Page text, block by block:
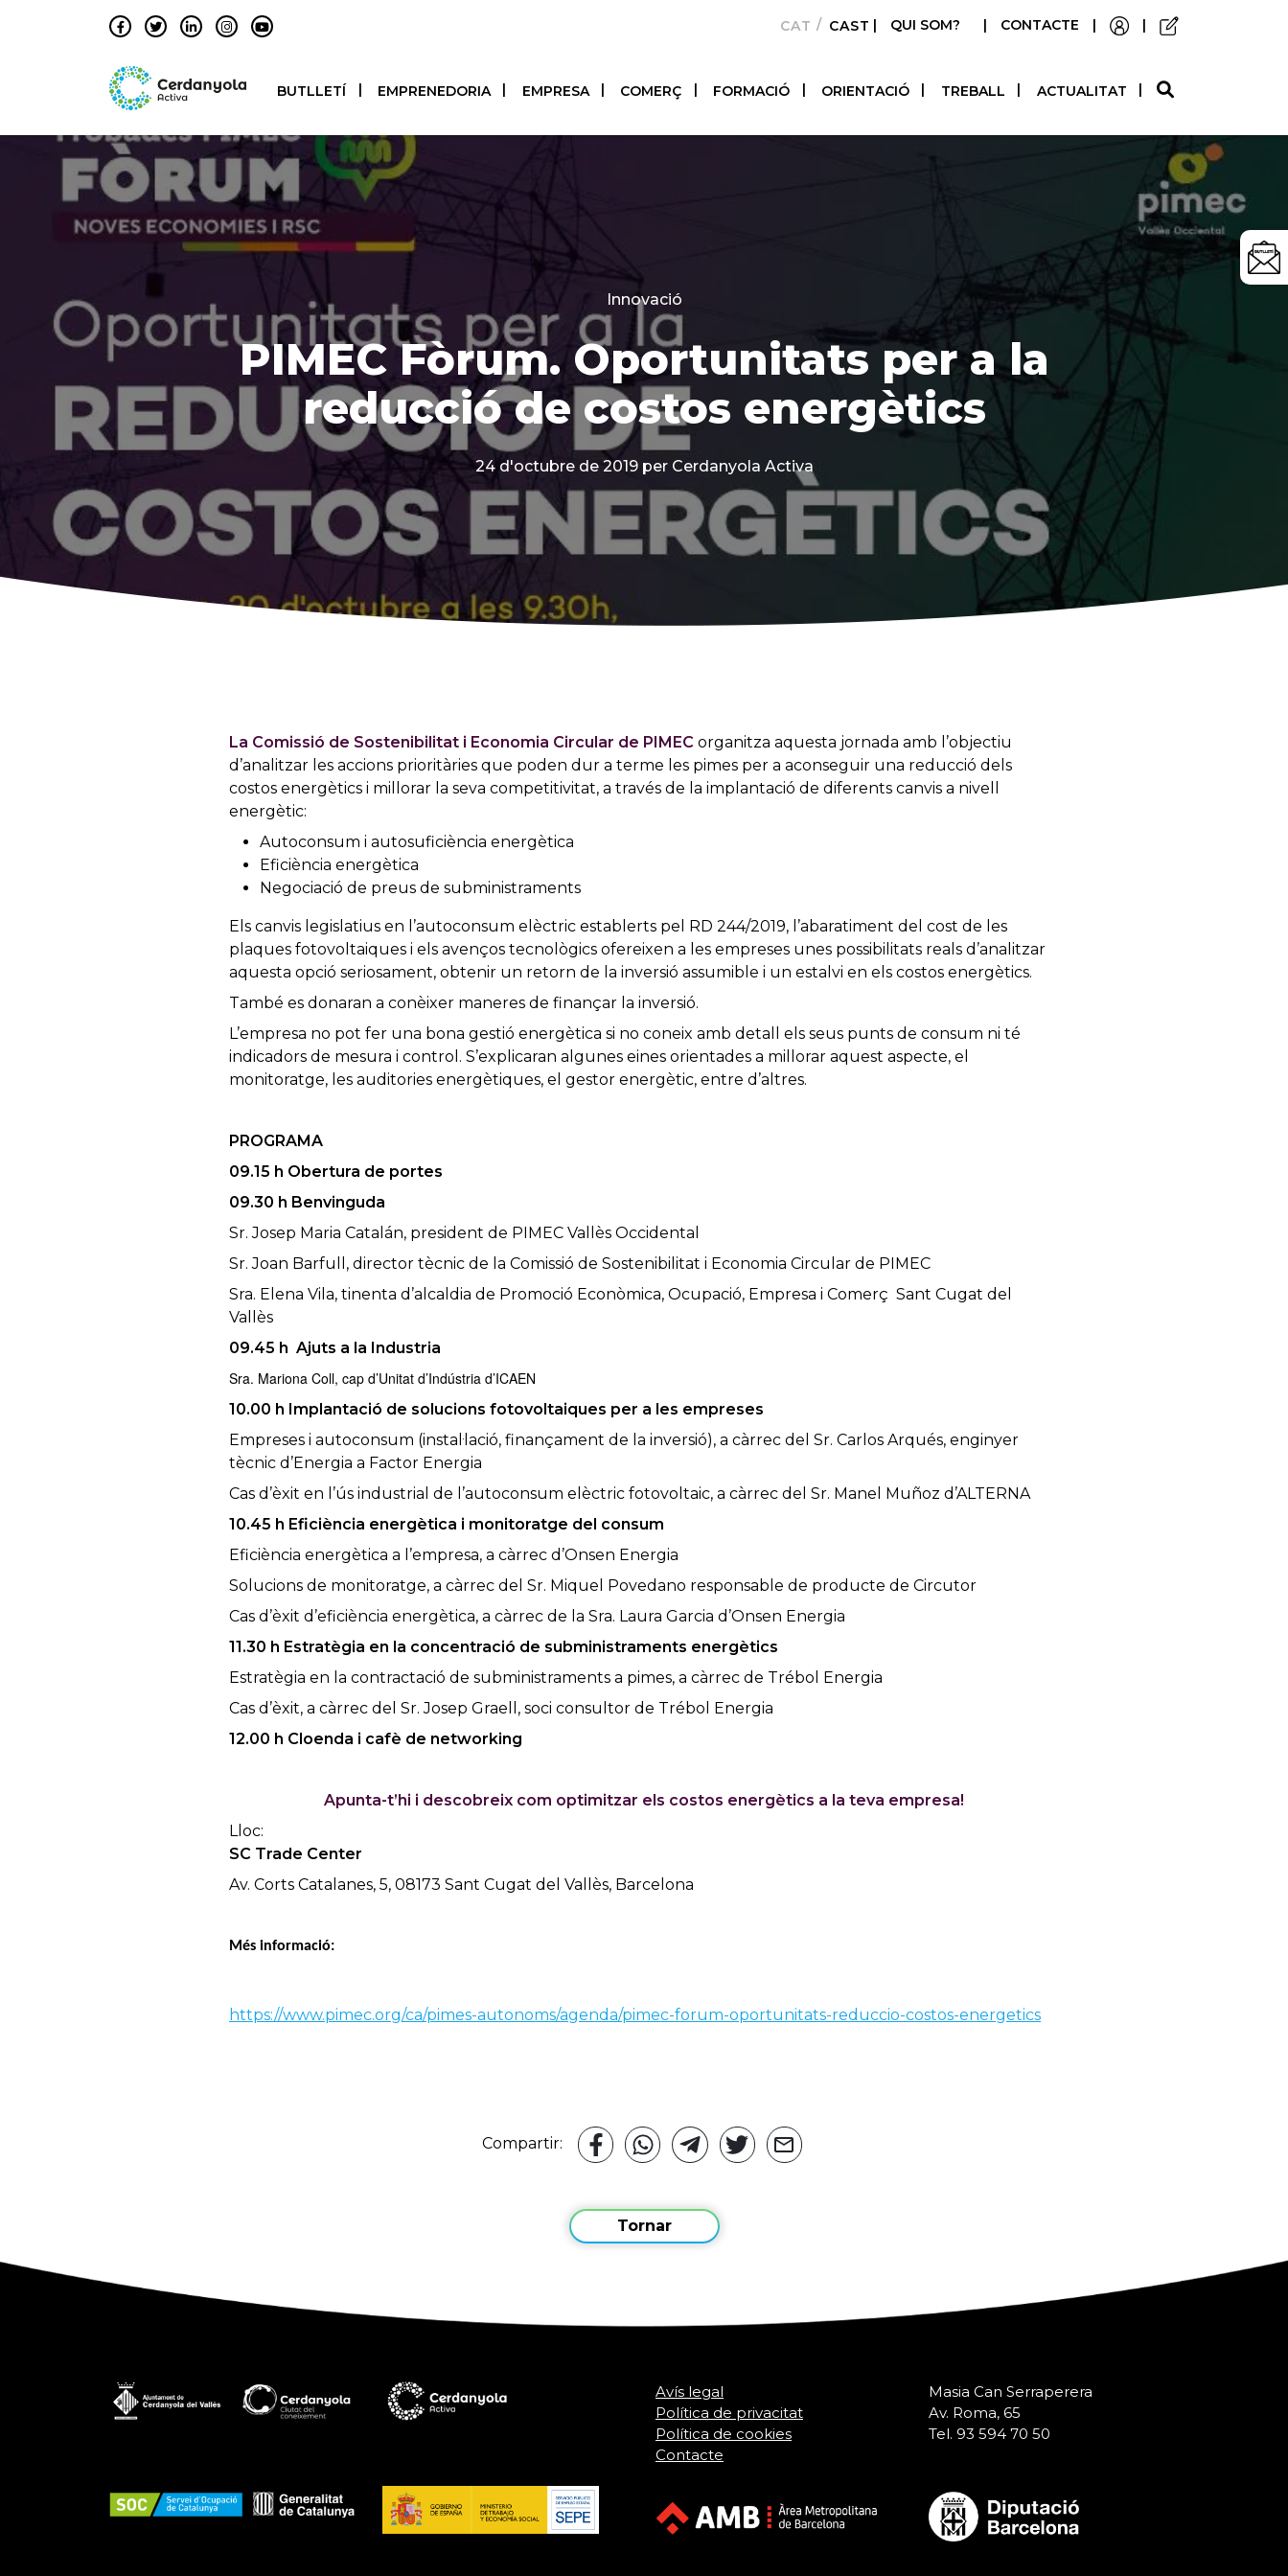
CATALÀCASTELLANO
| QUI SOM? | CONTACTE | |
BUTLLETÍ EMPRENEDORIA EMPRESA COMERÇ FORMACIÓ ORIENTACIÓ TREBALL ACTUALITAT
Categories
Innovació
PIMEC Fòrum. Oportunitats per a la
reducció de costos energètics
24 d'octubre de 2019 per Cerdanyola Activa
La Comissió de Sostenibilitat i Economia Circular de PIMEC organitza aquesta jornada amb l’objectiu
d’analitzar les accions prioritàries que poden dur a terme les pimes per a aconseguir una reducció dels
costos energètics i millorar la seva competitivitat, a través de la implantació de diferents canvis a nivell
energètic:
Autoconsum i autosuficiència energètica
Eficiència energètica
Negociació de preus de subministraments
Els canvis legislatius en l’autoconsum elèctric establerts pel RD 244/2019, l’abaratiment del cost de les
plaques fotovoltaiques i els avenços tecnològics ofereixen a les empreses unes possibilitats reals d’analitzar
aquesta opció seriosament, obtenir un retorn de la inversió assumible i un estalvi en els costos energètics.
També es donaran a conèixer maneres de finançar la inversió.
L’empresa no pot fer una bona gestió energètica si no coneix amb detall els seus punts de consum ni té
indicadors de mesura i control. S’explicaran algunes eines orientades a millorar aquest aspecte, el
monitoratge, les auditories energètiques, el gestor energètic, entre d’altres.
PROGRAMA
09.15 h Obertura de portes
09.30 h Benvinguda
Sr. Josep Maria Catalán, president de PIMEC Vallès Occidental
Sr. Joan Barfull, director tècnic de la Comissió de Sostenibilitat i Economia Circular de PIMEC
Sra. Elena Vila, tinenta d’alcaldia de Promoció Econòmica, Ocupació, Empresa i Comerç Sant Cugat del
Vallès
09.45 h Ajuts a la Industria
Sra. Mariona Coll, cap d’Unitat d’Indústria d’ICAEN
10.00 h Implantació de solucions fotovoltaiques per a les empreses
Empreses i autoconsum (instal·lació, finançament de la inversió), a càrrec del Sr. Carlos Arqués, enginyer
tècnic d’Energia a Factor Energia
Cas d’èxit en l’ús industrial de l’autoconsum elèctric fotovoltaic, a càrrec del Sr. Manel Muñoz d’ALTERNA
10.45 h Eficiència energètica i monitoratge del consum
Eficiència energètica a l’empresa, a càrrec d’Onsen Energia
Solucions de monitoratge, a càrrec del Sr. Miquel Povedano responsable de producte de Circutor
Cas d’èxit d’eficiència energètica, a càrrec de la Sra. Laura Garcia d’Onsen Energia
11.30 h Estratègia en la concentració de subministraments energètics
Estratègia en la contractació de subministraments a pimes, a càrrec de Trébol Energia
Cas d’èxit, a càrrec del Sr. Josep Graell, soci consultor de Trébol Energia
12.00 h Cloenda i cafè de networking
Apunta-t’hi i descobreix com optimitzar els costos energètics a la teva empresa!
Lloc:
SC Trade Center
Av. Corts Catalanes, 5, 08173 Sant Cugat del Vallès, Barcelona
Més informació:
https://www.pimec.org/ca/pimes-autonoms/agenda/pimec-forum-oportunitats-reduccio-costos-energetics
Compartir:
Tornar
Avís legal
Política de privacitat
Política de cookies
Contacte
Masia Can Serraperera
Av. Roma, 65
Tel. 93 594 70 50